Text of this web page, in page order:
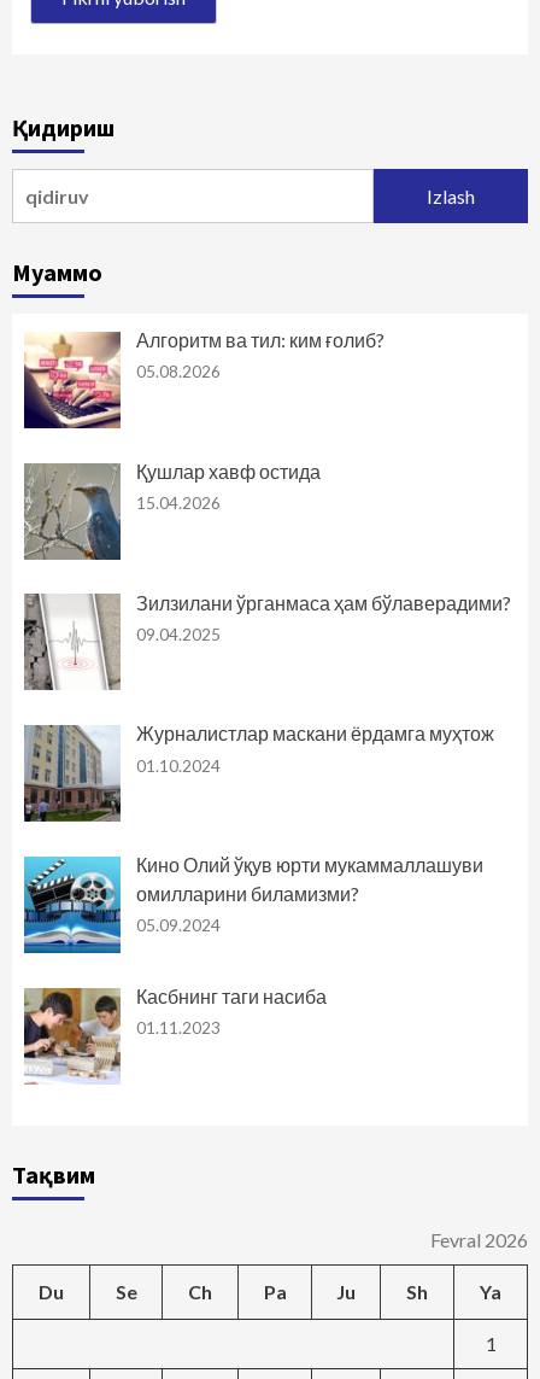
Қидириш
Муаммо
Алгоритм ва тил: ким ғолиб?
05.08.2026
Қушлар хавф остида
15.04.2026
Зилзилани ўрганмаса ҳам бўлаверадими?
09.04.2025
Журналистлар маскани ёрдамга муҳтож
01.10.2024
Кино Олий ўқув юрти мукаммаллашуви
омилларини биламизми?
05.09.2024
Касбнинг таги насиба
01.11.2023
Тақвим
Fevral 2026
Du Se Ch Pa Ju Sh Ya
1